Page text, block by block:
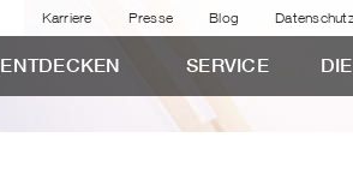
Karriere Presse Blog
ENTDECKEN SERVICE